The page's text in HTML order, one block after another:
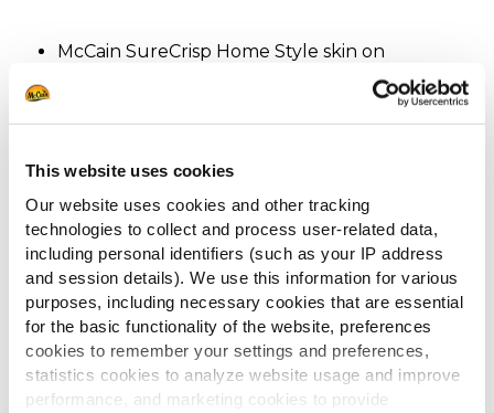
This website uses cookies
Our website uses cookies and other tracking
technologies to collect and process user-related data,
including personal identifiers (such as your IP address
and session details). We use this information for various
purposes, including necessary cookies that are essential
for the basic functionality of the website, preferences
cookies to remember your settings and preferences,
statistics cookies to analyze website usage and improve
performance, and marketing cookies to provide
McCain SureCrisp Home Style skin on
Δενδρολίβανο
Πιπέρι
Ντοματίνια
Άλλοι είδαν επίσης